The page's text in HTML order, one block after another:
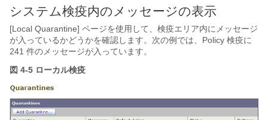
システム検疫内のメッセージの表示
[Local Quarantine] ページを使用して、検疫エリア内にメッセージ
が入っているかどうかを確認します。次の例では、Policy 検疫に
241 件のメッセージが入っています。
図 4-5 ローカル検疫